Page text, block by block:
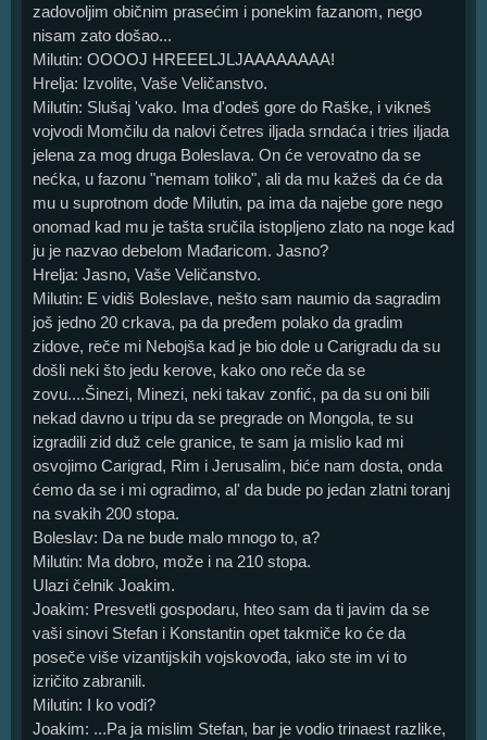
zadovoljim običnim prasećim i ponekim fazanom, nego
nisam zato došao...
Milutin: OOOOJ HREEELJLJAAAAAAAA!
Hrelja: Izvolite, Vaše Veličanstvo.
Milutin: Slušaj 'vako. Ima d'odeš gore do Raške, i vikneš
vojvodi Momčilu da nalovi četres iljada srndaća i tries iljada
jelena za mog druga Boleslava. On će verovatno da se
nećka, u fazonu "nemam toliko", ali da mu kažeš da će da
mu u suprotnom dođe Milutin, pa ima da najebe gore nego
onomad kad mu je tašta sručila istopljeno zlato na noge kad
ju je nazvao debelom Mađaricom. Jasno?
Hrelja: Jasno, Vaše Veličanstvo.
Milutin: E vidiš Boleslave, nešto sam naumio da sagradim
još jedno 20 crkava, pa da pređem polako da gradim
zidove, reče mi Nebojša kad je bio dole u Carigradu da su
došli neki što jedu kerove, kako ono reče da se
zovu....Šinezi, Minezi, neki takav zonfić, pa da su oni bili
nekad davno u tripu da se pregrade on Mongola, te su
izgradili zid duž cele granice, te sam ja mislio kad mi
osvojimo Carigrad, Rim i Jerusalim, biće nam dosta, onda
ćemo da se i mi ogradimo, al' da bude po jedan zlatni toranj
na svakih 200 stopa.
Boleslav: Da ne bude malo mnogo to, a?
Milutin: Ma dobro, može i na 210 stopa.
Ulazi čelnik Joakim.
Joakim: Presvetli gospodaru, hteo sam da ti javim da se
vaši sinovi Stefan i Konstantin opet takmiče ko će da
poseče više vizantijskih vojskovođa, iako ste im vi to
izričito zabranili.
Milutin: I ko vodi?
Joakim: ...Pa ja mislim Stefan, bar je vodio trinaest razlike,